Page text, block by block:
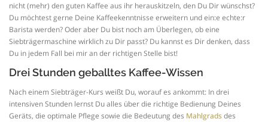
nicht (mehr) den guten Kaffee aus ihr herauskitzeln, den Du Dir wünschst?
Du möchtest gerne Deine Kaffeekenntnisse erweitern und ein:e echte:r
Barista werden? Oder aber Du bist noch am Überlegen, ob eine
Siebträgermaschine wirklich zu Dir passt? Du kannst es Dir denken, dass
Du in jedem Fall bei mir an der richtigen Stelle bist!
Drei Stunden geballtes Kaffee-Wissen
Nach einem Siebträger-Kurs weißt Du, worauf es ankommt: In drei
intensiven Stunden lernst Du alles über die richtige Bedienung Deines
Geräts, die optimale Pflege sowie die Bedeutung des Mahlgrads des